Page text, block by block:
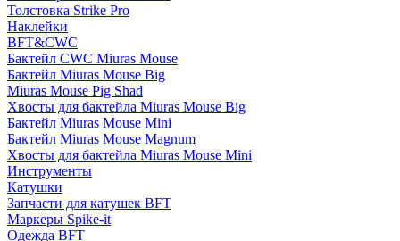
Толстовка Strike Pro
Наклейки
BFT&CWC
Бактейл CWC Miuras Mouse
Бактейл Miuras Mouse Big
Miuras Mouse Pig Shad
Хвосты для бактейла Miuras Mouse Big
Бактейл Miuras Mouse Mini
Бактейл Miuras Mouse Magnum
Хвосты для бактейла Miuras Mouse Mini
Инструменты
Катушки
Запчасти для катушек BFT
Маркеры Spike-it
Одежда BFT